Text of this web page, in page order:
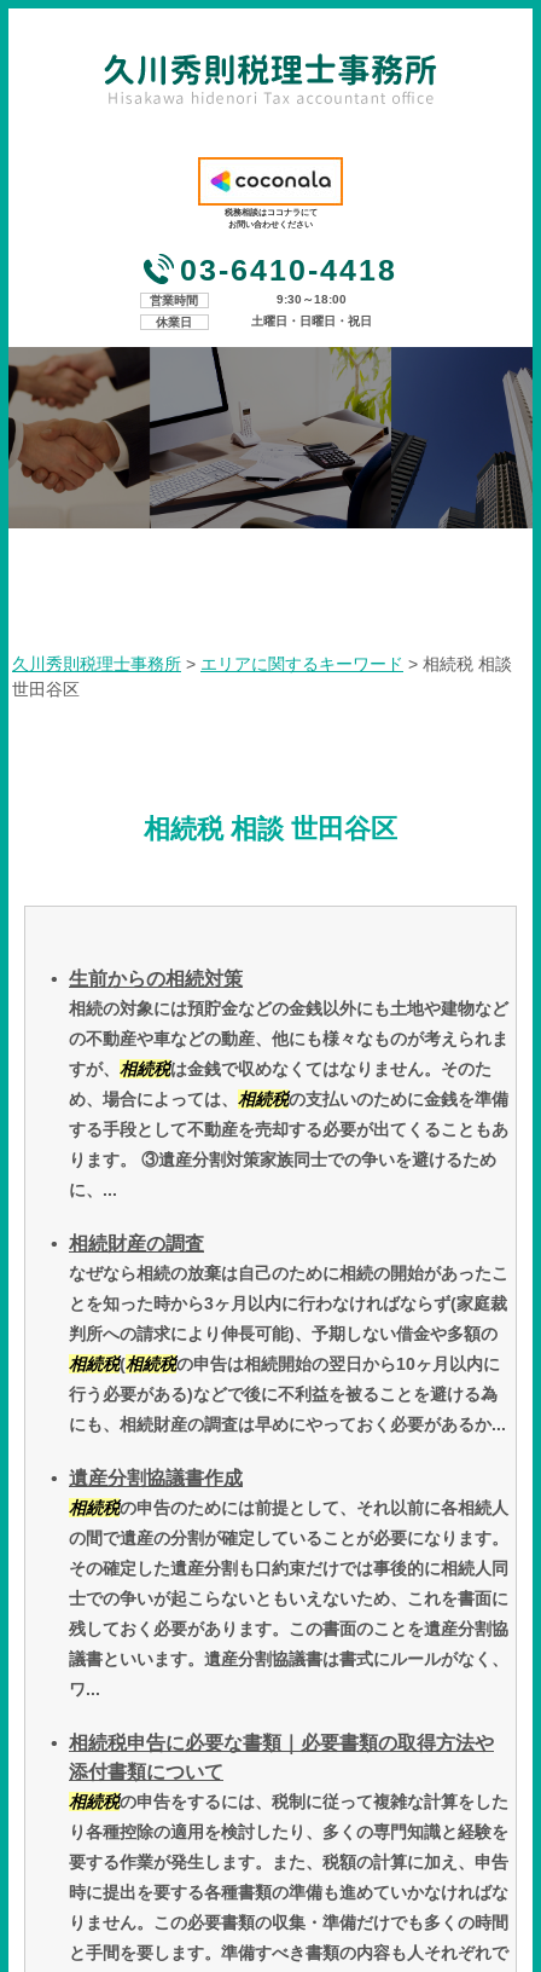
税務相談はココナラにて
お問い合わせください
03-6410-4418
営業時間
9:30～18:00
休業日
土曜日・日曜日・祝日
久川秀則税理士事務所 > エリアに関するキーワード > 相続税 相談
世田谷区
相続税 相談 世田谷区
生前からの相続対策
相続の対象には預貯金などの金銭以外にも土地や建物など
の不動産や車などの動産、他にも様々なものが考えられま
すが、 相続税は金銭で収めなくてはなりません。そのた
め、場合によっては、 相続税の支払いのために金銭を準備
する手段として不動産を売却する必要が出てくることもあ
ります。 ③遺産分割対策家族同士での争いを避けるため
に、...
相続財産の調査
なぜなら相続の放棄は自己のために相続の開始があったこ
とを知った時から3ヶ月以内に行わなければならず(家庭裁
判所への請求により伸長可能)、予期しない借金や多額の
相続税(相続税の申告は相続開始の翌日から10ヶ月以内に
行う必要がある)などで後に不利益を被ることを避ける為
にも、相続財産の調査は早めにやっておく必要があるか...
遺産分割協議書作成
相続税の申告のためには前提として、それ以前に各相続人
の間で遺産の分割が確定していることが必要になります。
その確定した遺産分割も口約束だけでは事後的に相続人同
士での争いが起こらないともいえないため、これを書面に
残しておく必要があります。この書面のことを遺産分割協
議書といいます。遺産分割協議書は書式にルールがなく、
ワ...
相続税申告に必要な書類｜必要書類の取得方法や
添付書類について
相続税の申告をするには、税制に従って複雑な計算をした
り各種控除の適用を検討したり、多くの専門知識と経験を
要する作業が発生します。また、税額の計算に加え、申告
時に提出を要する各種書類の準備も進めていかなければな
りません。この必要書類の収集・準備だけでも多くの時間
と手間を要します。準備すべき書類の内容も人それぞれで